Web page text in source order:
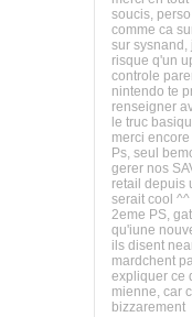
soucis,
comme ca
sur sysnand,
risque q'un
controle
nintendo te
renseigner
le truc
merci
Ps, seul
gerer nos
retail depuis
serait cool ^^
2eme PS,
qu'iune
ils disent
mardchent
expliquer ce
mienne, car
bizzarement